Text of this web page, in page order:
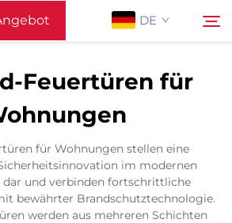
DE
Feuertüren für
für Wohnungen stellen eine
im modernen
dar und verbinden fortschrittliche
bewährter Brandschutztechnologie.
werden aus mehreren Schichten